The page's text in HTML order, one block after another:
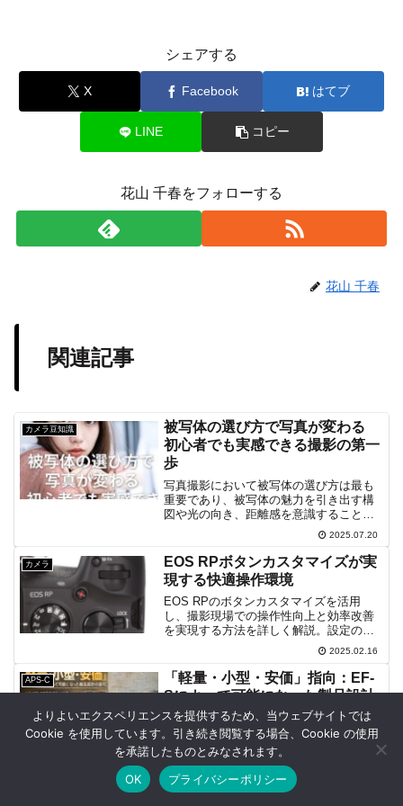
シェアする
X Facebook はてブ
LINE コピー
花山 千春をフォローする
花山 千春
関連記事
カメラ豆知識
被写体の選び方で写真が変わる
初心者でも実感できる撮影の第一
歩
写真撮影において被写体の選び方は最も
重要であり、被写体の魅力を引き出す構
図や光の向き、距離感を意識することで
作品のクオリティが変わります。本記事
では風景や人物など多様な被写体の見つ
け方を紹介し背景処理や露出補正など実
践的なコツを解説します。
2025.07.20
カメラ
EOS RPボタンカスタマイズが実
現する快適操作環境
EOS RPのボタンカスタマイズを活用
し、撮影現場での操作性向上と効率改善
を実現する方法を詳しく解説。設定の見
直しや最適なボタン配置、高度なカスタ
マイズ手法を紹介し、快適な撮影環境を
構築するためのポイントを提案します。
2025.02.16
APS-C
「軽量・小型・安価」指向：EF-
Sによって可能になった製品設計
の変化
EF-SがAPS-C専用最適化で可能にした軽
量・小型・安価な製品設計の変化を解
説。EFとの差、像円とショートバックフ
ォーカス、広角の小型化、EOS Kiss系の
普及効果、メリットと限界、RF移行の位
シェア 目次へ トップ
よりよいエクスペリエンスを提供するため、当ウェブサイトでは
Cookie を使用しています。引き続き閲覧する場合、Cookie の使用
を承諾したものとみなされます。
OK
プライバシーポリシー